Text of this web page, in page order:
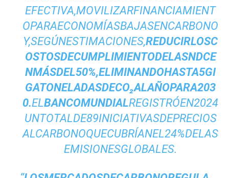
EFECTIVA,MOVILIZARFINANCIAMIENT
OPARAECONOMÍASBAJASENCARBONO
Y,SEGÚNESTIMACIONES,REDUCIRLOSC
OSTOSDECUMPLIMIENTODELASNDCE
NMÁSDEL50%,ELIMINANDOHASTA5GI
GATONELADASDECO₂ALAÑOPARA203
0.ELBANCOMUNDIALREGISTRÓEN2024
UNTOTALDE89INICIATIVASDEPRECIOS
ALCARBONOQUECUBRÍANEL24%DELAS
EMISIONESGLOBALES.